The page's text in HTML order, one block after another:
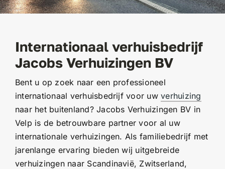
Internationaal verhuisbedrijf
Jacobs Verhuizingen BV
Bent u op zoek naar een professioneel
internationaal verhuisbedrijf voor uwverhuizing
naar het buitenland? Jacobs Verhuizingen BV in
Velp is de betrouwbare partner voor al uw
internationale verhuizingen. Als familiebedrijf met
jarenlange ervaring bieden wij uitgebreide
verhuizingen naar Scandinavië, Zwitserland,